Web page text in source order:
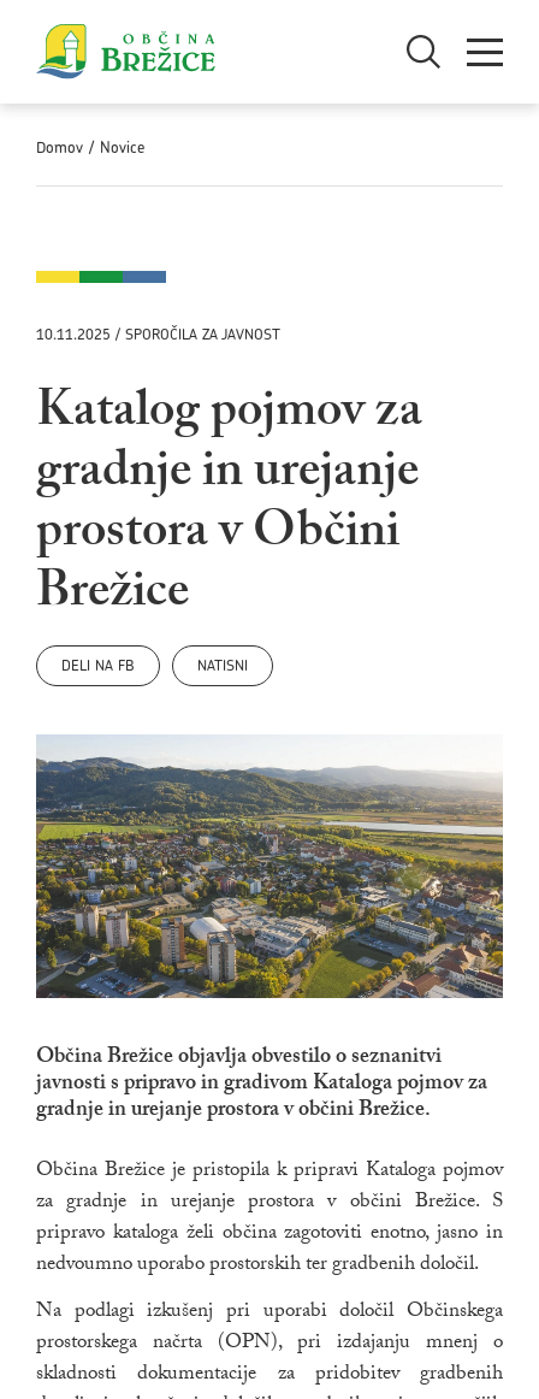
Odpri iskanjeOdpri meni
Domov / Novice
10.11.2025 / SPOROČILA ZA JAVNOST
Katalog pojmov za
gradnje in urejanje
prostora v Občini
Brežice
DELI NA FB NATISNI
Občina Brežice objavlja obvestilo o seznanitvi
javnosti s pripravo in gradivom Kataloga pojmov za
gradnje in urejanje prostora v občini Brežice.
Občina Brežice je pristopila k pripravi Kataloga pojmov
za gradnje in urejanje prostora v občini Brežice. S
pripravo kataloga želi občina zagotoviti enotno, jasno in
nedvoumno uporabo prostorskih ter gradbenih določil.
Na podlagi izkušenj pri uporabi določil Občinskega
prostorskega načrta (OPN), pri izdajanju mnenj o
skladnosti dokumentacije za pridobitev gradbenih